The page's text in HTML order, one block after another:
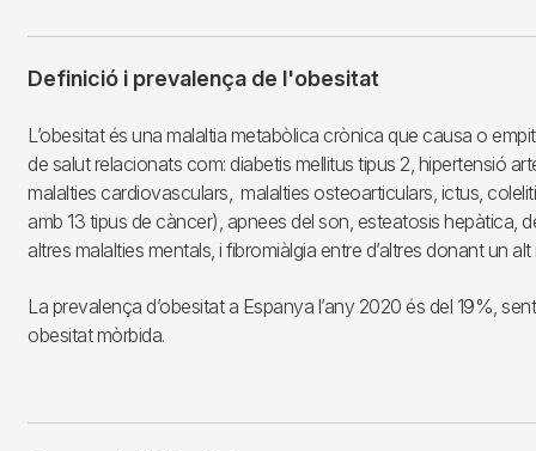
Definició i prevalença de l'obesitat
L’obesitat és una malaltia metabòlica crònica que causa o
de salut relacionats com: diabetis mellitus tipus 2, hipertensió
malalties cardiovasculars, malalties osteoarticulars, ictus,
amb 13 tipus de càncer), apnees del son, esteatosis hepàtica,
altres malalties mentals, i fibromiàlgia entre d’altres donant un
La prevalença d’obesitat a Espanya l’any 2020 és del 19%,
obesitat mòrbida.